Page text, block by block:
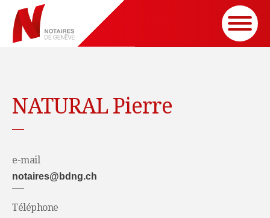
NATURAL Pierre
e-mail
notaires@bdng.ch
Téléphone